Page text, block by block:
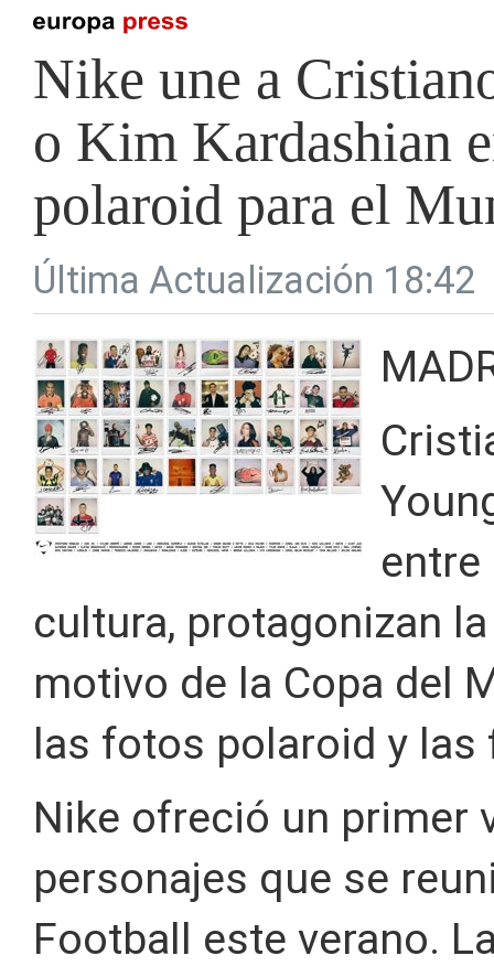
Nike une a
o Kim Kardashian
polaroid para el
Última Actualización 18:42
cultura, protagonizan
motivo de la Copa del
las fotos polaroid y
Nike ofreció un primer
personajes que se
Football este verano.